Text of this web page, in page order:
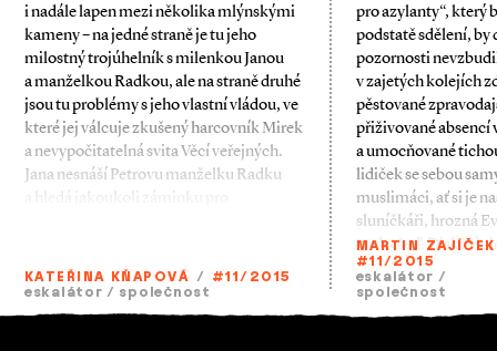
i nadále lapen mezi několika mlýnskými
kameny – na jedné straně je tu jeho
milostný trojúhelník s milenkou Janou
a manželkou Radkou, ale na straně druhé
jsou tu problémy s jeho vlastní vládou, ve
které jej válcuje zkušený harcovník Mirek
a nevypočitatelná svita Věcí veřejných.
Jana nesnáší Petrovu manželku Radku
a hledá jakoukoli záminku pro
KATEŘINA KŇAPOVÁ / #11/2015
eskalátor / společnost
pro azylanty“, který
podstatě sdělení, by
pozornosti
v zajetých kolejích
pěstované
přiživované absencí
a umocňované
lidiček se sebou
muslimáci, ať si je
sluníčkáři, hrozná
nuda, šeď. Diskusi
MARTIN ZAJÍČEK
#11/2015
eskalátor /
společnost